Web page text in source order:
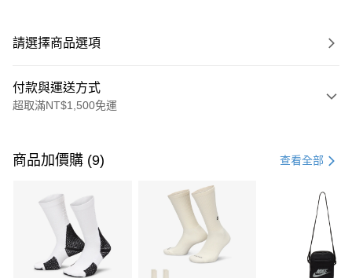
請選擇商品選項
付款與運送方式
超取滿NT$1,500免運
信用卡一次付款
3 期 0 利率 每期 21家銀行
合作金庫商業銀行
第一商業銀行
華南商業銀行
彰化商業銀行
上海商業儲蓄銀行
Apple Pay
商品加價購 (9) 查看全部